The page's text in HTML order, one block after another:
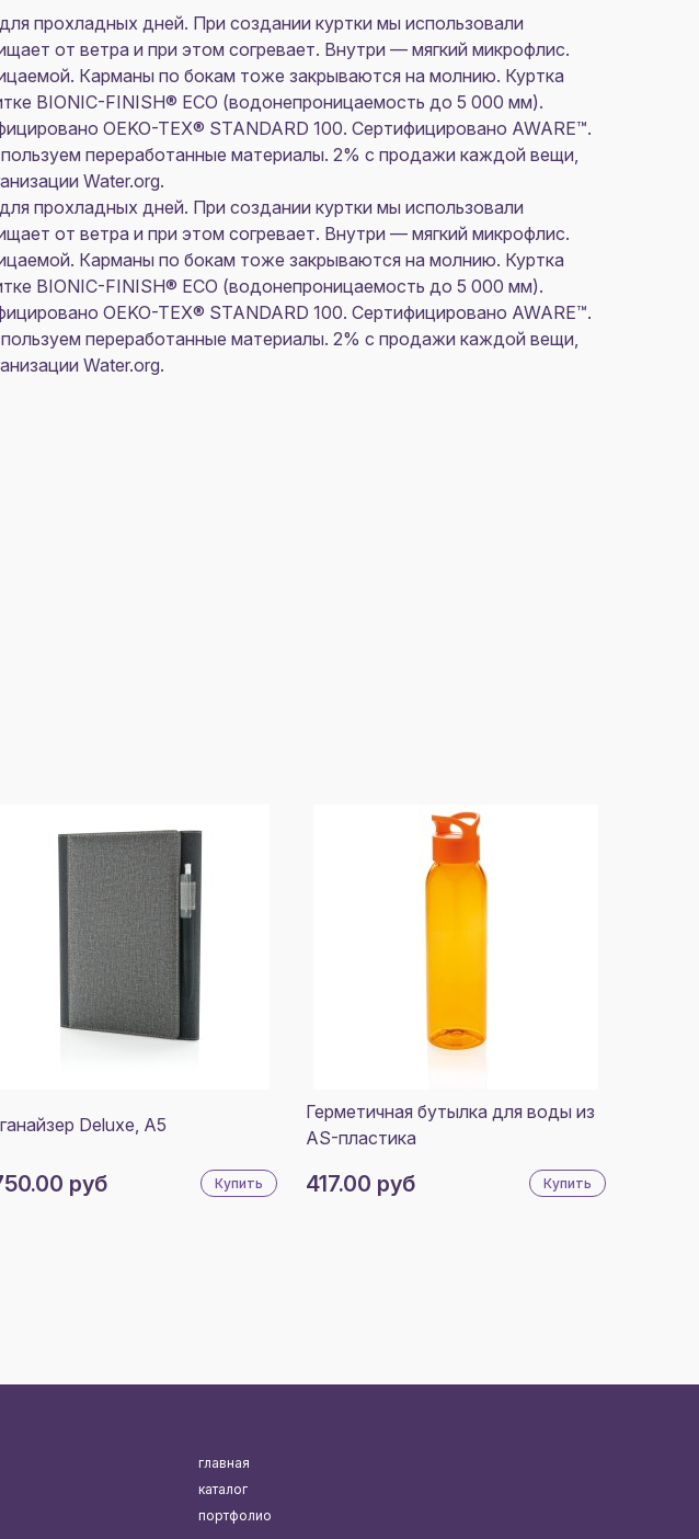
прохладных дней. При создании куртки мы использовали
от ветра и при этом согревает. Внутри — мягкий микрофлис.
Карманы по бокам тоже закрываются на молнию. Куртка
BIONIC-FINISH® ECO (водонепроницаемость до 5 000 мм).
OEKO-TEX® STANDARD 100. Сертифицировано AWARE™.
переработанные материалы. 2% с продажи каждой вещи,
Water.org.
прохладных дней. При создании куртки мы использовали
от ветра и при этом согревает. Внутри — мягкий микрофлис.
Карманы по бокам тоже закрываются на молнию. Куртка
BIONIC-FINISH® ECO (водонепроницаемость до 5 000 мм).
OEKO-TEX® STANDARD 100. Сертифицировано AWARE™.
переработанные материалы. 2% с продажи каждой вещи,
Water.org.
Deluxe, A5
руб Купить
Герметичная бутылка для воды из
AS-пластика
417.00 руб Купить
главная
каталог
портфолио